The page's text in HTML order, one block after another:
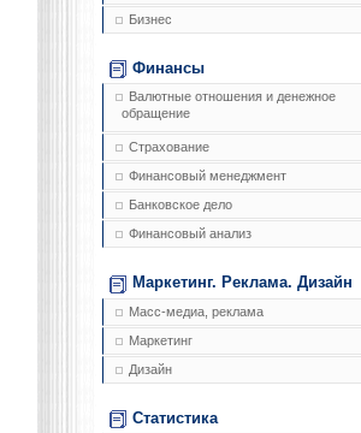
Бизнес
Финансы
Валютные отношения и денежное
обращение
Страхование
Финансовый менеджмент
Банковское дело
Финансовый анализ
Маркетинг. Реклама. Дизайн
Масс-медиа, реклама
Маркетинг
Дизайн
Статистика